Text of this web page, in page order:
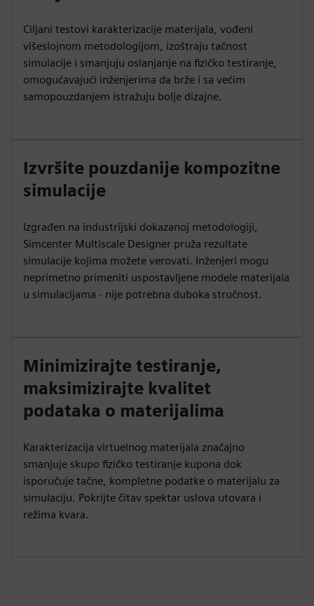
Ciljani testovi karakterizacije materijala, vođeni
višeslojnom metodologijom, izoštraju tačnost
simulacije i smanjuju oslanjanje na fizičko testiranje,
omogućavajući inženjerima da brže i sa većim
samopouzdanjem istražuju bolje dizajne.
Izvršite pouzdanije kompozitne
simulacije
Izgrađen na industrijski dokazanoj metodologiji,
Simcenter Multiscale Designer pruža rezultate
simulacije kojima možete verovati. Inženjeri mogu
neprimetno primeniti uspostavljene modele materijala
u simulacijama - nije potrebna duboka stručnost.
Minimizirajte testiranje,
maksimizirajte kvalitet
podataka o materijalima
Karakterizacija virtuelnog materijala značajno
smanjuje skupo fizičko testiranje kupona dok
isporučuje tačne, kompletne podatke o materijalu za
simulaciju. Pokrijte čitav spektar uslova utovara i
režima kvara.